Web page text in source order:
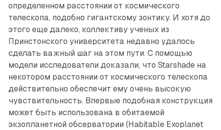
определенном расстоянии от космического
телескопа, подобно гигантскому зонтику. И хотя до
этого еще далеко, коллективу ученых из
Принстонского университета недавно удалось
сделать важный шаг на этом пути. С помощью
модели исследователи доказали, что Starshade на
некотором расстоянии от космического телескопа
действительно обеспечит ему очень высокую
чувствительность. Впервые подобная конструкция
может быть использована в обитаемой
экзопланетной обсерватории (Habitable Exoplanet